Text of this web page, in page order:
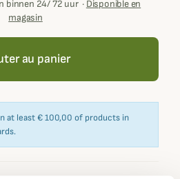
binnen 24/ 72 uur· Disponible en
magasin
au panier
at least € 100,00 of products in